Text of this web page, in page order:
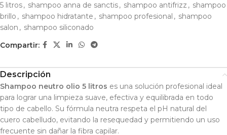
5 litros, shampoo anna de sanctis, shampoo antifrizz , shampoo
brillo , shampoo hidratante , shampoo profesional , shampoo
salon , shampoo siliconado
Compartir:
Descripción
Shampoo neutro olio 5 litros es una solución profesional ideal
para lograr una limpieza suave, efectiva y equilibrada en todo
tipo de cabello. Su fórmula neutra respeta el pH natural del
cuero cabelludo, evitando la resequedad y permitiendo un uso
frecuente sin dañar la fibra capilar.